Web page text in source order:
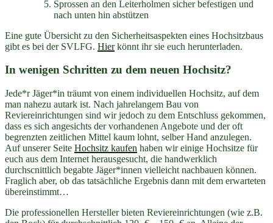
Sprossen an den Leiterholmen sicher befestigen und
nach unten hin abstützen
Eine gute Übersicht zu den Sicherheitsaspekten eines Hochsitzbaus
gibt es bei der SVLFG. Hierkönnt ihr sie euch herunterladen.
In wenigen Schritten zu dem neuen Hochsitz?
Jede*r Jäger*in träumt von einem individuellen Hochsitz, auf dem
man nahezu autark ist. Nach jahrelangem Bau von
Reviereinrichtungen sind wir jedoch zu dem Entschluss gekommen,
dass es sich angesichts der vorhandenen Angebote und der oft
begrenzten zeitlichen Mittel kaum lohnt, selber Hand anzulegen.
Auf unserer Seite Hochsitz kaufen haben wir einige Hochsitze für
euch aus dem Internet herausgesucht, die handwerklich
durchscnittlich begabte Jäger*innen vielleicht nachbauen können.
Fraglich aber, ob das tatsächliche Ergebnis dann mit dem erwarteten
übereinstimmt…
Die professionellen Hersteller bieten Reviereinrichtungen (wie z.B.